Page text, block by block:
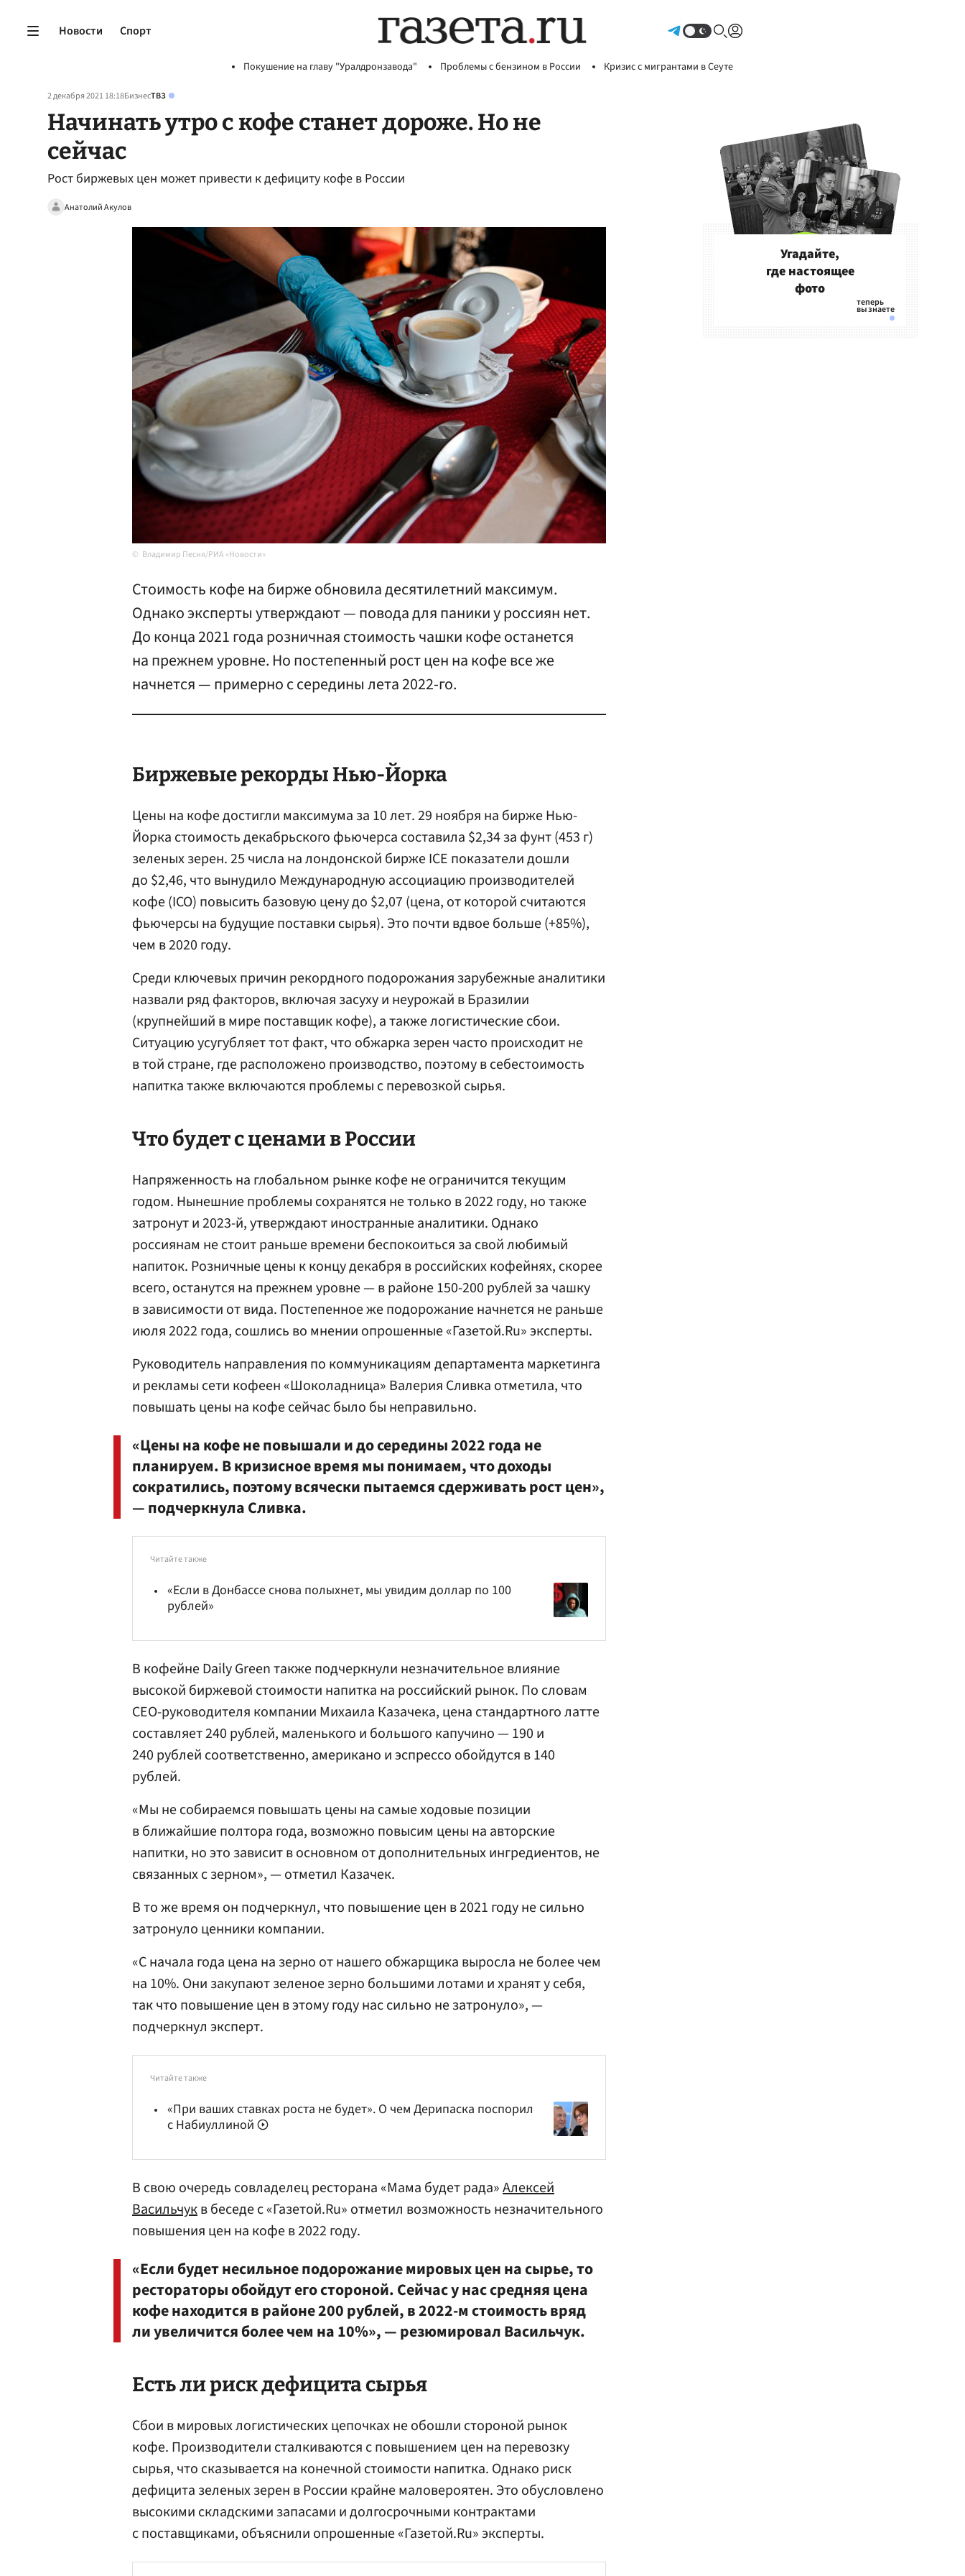
Новости Спорт
Покушение на главу "Уралдронзавода" Проблемы с бензином в России Кризис с мигрантами в Сеуте
2 декабря 2021 18:18БизнесТВЗ
Начинать утро с кофе станет дороже. Но не
сейчас
Рост биржевых цен может привести к дефициту кофе в России
Анатолий Акулов
Владимир Песня/РИА «Новости»
Стоимость кофе на бирже обновила десятилетний максимум.
Однако эксперты утверждают — повода для паники у россиян нет.
До конца 2021 года розничная стоимость чашки кофе останется
на прежнем уровне. Но постепенный рост цен на кофе все же
начнется — примерно с середины лета 2022-го.
Биржевые рекорды Нью-Йорка
Цены на кофе достигли максимума за 10 лет. 29 ноября на бирже Нью-
Йорка стоимость декабрьского фьючерса составила $2,34 за фунт (453 г)
зеленых зерен. 25 числа на лондонской бирже ICE показатели дошли
до $2,46, что вынудило Международную ассоциацию производителей
кофе (ICO) повысить базовую цену до $2,07 (цена, от которой считаются
фьючерсы на будущие поставки сырья). Это почти вдвое больше (+85%),
чем в 2020 году.
Среди ключевых причин рекордного подорожания зарубежные аналитики
назвали ряд факторов, включая засуху и неурожай в Бразилии
(крупнейший в мире поставщик кофе), а также логистические сбои.
Ситуацию усугубляет тот факт, что обжарка зерен часто происходит не
в той стране, где расположено производство, поэтому в себестоимость
напитка также включаются проблемы с перевозкой сырья.
Что будет с ценами в России
Напряженность на глобальном рынке кофе не ограничится текущим
годом. Нынешние проблемы сохранятся не только в 2022 году, но также
затронут и 2023-й, утверждают иностранные аналитики. Однако
россиянам не стоит раньше времени беспокоиться за свой любимый
напиток. Розничные цены к концу декабря в российских кофейнях, скорее
всего, останутся на прежнем уровне — в районе 150-200 рублей за чашку
в зависимости от вида. Постепенное же подорожание начнется не раньше
июля 2022 года, сошлись во мнении опрошенные «Газетой.Ru» эксперты.
Руководитель направления по коммуникациям департамента маркетинга
и рекламы сети кофеен «Шоколадница» Валерия Сливка отметила, что
повышать цены на кофе сейчас было бы неправильно.
«Цены на кофе не повышали и до середины 2022 года не
планируем. В кризисное время мы понимаем, что доходы
сократились, поэтому всячески пытаемся сдерживать рост цен»,
— подчеркнула Сливка.
Читайте также
«Если в Донбассе снова полыхнет, мы увидим доллар по 100
рублей»
В кофейне Daily Green также подчеркнули незначительное влияние
высокой биржевой стоимости напитка на российский рынок. По словам
СЕО-руководителя компании Михаила Казачека, цена стандартного латте
составляет 240 рублей, маленького и большого капучино — 190 и
240 рублей соответственно, американо и эспрессо обойдутся в 140
рублей.
«Мы не собираемся повышать цены на самые ходовые позиции
в ближайшие полтора года, возможно повысим цены на авторские
напитки, но это зависит в основном от дополнительных ингредиентов, не
связанных с зерном», — отметил Казачек.
В то же время он подчеркнул, что повышение цен в 2021 году не сильно
затронуло ценники компании.
«С начала года цена на зерно от нашего обжарщика выросла не более чем
на 10%. Они закупают зеленое зерно большими лотами и хранят у себя,
так что повышение цен в этому году нас сильно не затронуло», —
подчеркнул эксперт.
Читайте также
«При ваших ставках роста не будет». О чем Дерипаска поспорил
с Набиуллиной
В свою очередь совладелец ресторана «Мама будет рада»Алексей
Васильчукв беседе с «Газетой.Ru» отметил возможность незначительного
повышения цен на кофе в 2022 году.
«Если будет несильное подорожание мировых цен на сырье, то
рестораторы обойдут его стороной. Сейчас у нас средняя цена
кофе находится в районе 200 рублей, в 2022-м стоимость вряд
ли увеличится более чем на 10%», — резюмировал Васильчук.
Есть ли риск дефицита сырья
Сбои в мировых логистических цепочках не обошли стороной рынок
кофе. Производители сталкиваются с повышением цен на перевозку
сырья, что сказывается на конечной стоимости напитка. Однако риск
дефицита зеленых зерен в России крайне маловероятен. Это обусловлено
высокими складскими запасами и долгосрочными контрактами
с поставщиками, объяснили опрошенные «Газетой.Ru» эксперты.
Угадайте,
где настоящее
фото